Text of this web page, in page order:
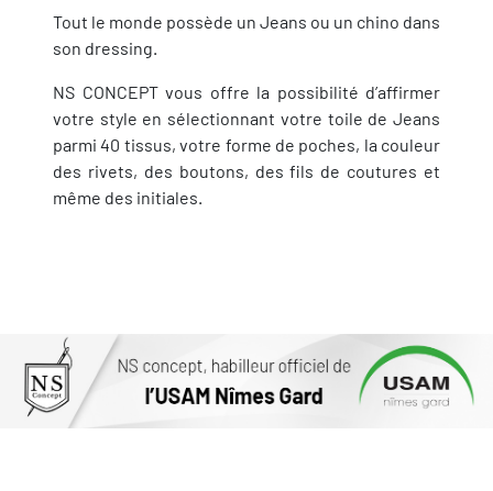
Tout le monde possède un Jeans ou un chino dans
son dressing.
NS CONCEPT vous offre la possibilité d’affirmer
votre style en sélectionnant votre toile de Jeans
parmi 40 tissus, votre forme de poches, la couleur
des rivets, des boutons, des fils de coutures et
même des initiales.